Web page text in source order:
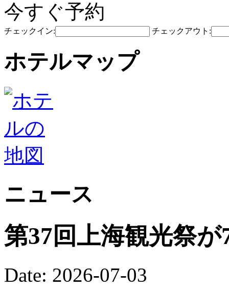
今すぐ予約
チェックイン: チェックアウト:
ホテルマップ
ニュース
第37回上海観光祭
Date: 2026-07-03